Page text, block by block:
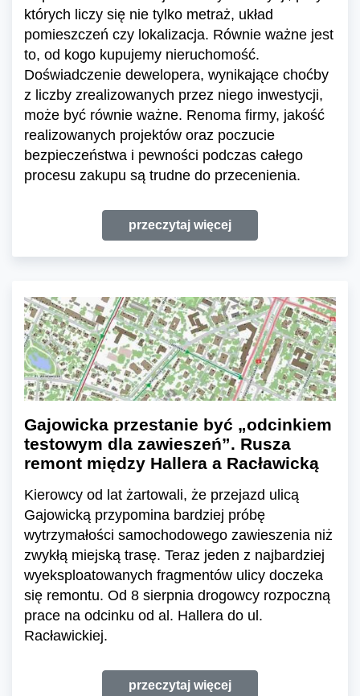
których liczy się nie tylko metraż, układ
pomieszczeń czy lokalizacja. Równie ważne jest
to, od kogo kupujemy nieruchomość.
Doświadczenie dewelopera, wynikające choćby
z liczby zrealizowanych przez niego inwestycji,
może być równie ważne. Renoma firmy, jakość
realizowanych projektów oraz poczucie
bezpieczeństwa i pewności podczas całego
procesu zakupu są trudne do przecenienia.
przeczytaj więcej
Gajowicka przestanie być „odcinkiem
testowym dla zawieszeń”. Rusza
remont między Hallera a Racławicką
Kierowcy od lat żartowali, że przejazd ulicą
Gajowicką przypomina bardziej próbę
wytrzymałości samochodowego zawieszenia niż
zwykłą miejską trasę. Teraz jeden z najbardziej
wyeksploatowanych fragmentów ulicy doczeka
się remontu. Od 8 sierpnia drogowcy rozpoczną
prace na odcinku od al. Hallera do ul.
Racławickiej.
przeczytaj więcej